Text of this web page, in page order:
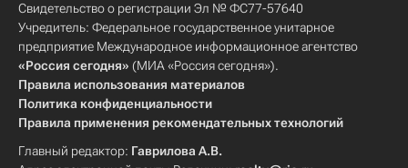
Свидетельство о регистрации Эл № ФС77-57640
Учредитель: Федеральное государственное унитарное
предприятие Международное информационное агентство
«Россия сегодня» (МИА «Россия сегодня»).
Правила использования материалов
Политика конфиденциальности
Правила применения рекомендательных технологий
Главный редактор: Гаврилова А.В.